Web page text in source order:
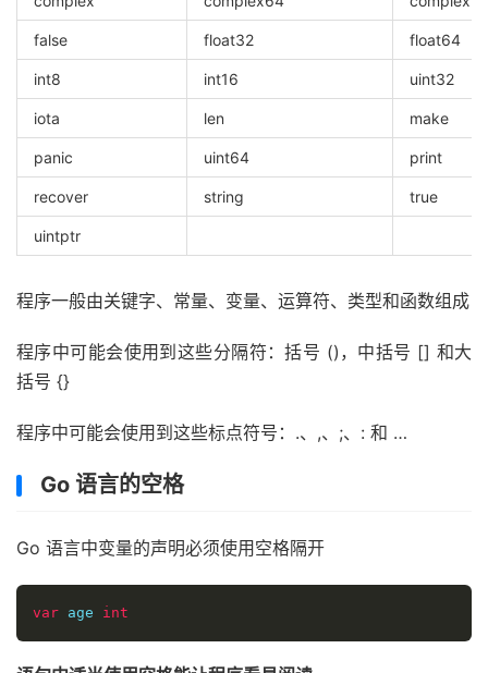
false float32 float64
int8 int16 uint32
iota len make
panic uint64 print
recover string true
uintptr
程序一般由关键字、常量、变量、运算符、类型和函数组成
程序中可能会使用到这些分隔符：括号 ()，中括号 [] 和大
括号 {}
程序中可能会使用到这些标点符号：.、,、;、: 和 …
Go 语言的空格
Go 语言中变量的声明必须使用空格隔开
var age int